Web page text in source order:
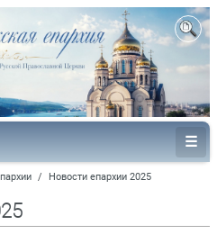
/ Новости епархии 2025